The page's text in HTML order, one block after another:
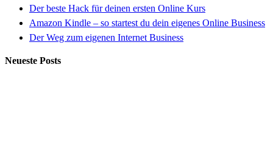
Der beste Hack für deinen ersten Online Kurs
Amazon Kindle – so startest du dein eigenes Online Business
Der Weg zum eigenen Internet Business
Neueste Posts